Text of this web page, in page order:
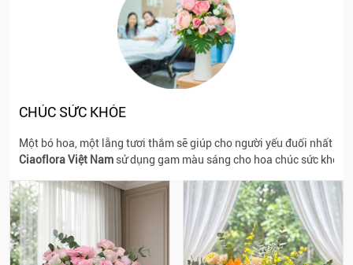
CHÚC SỨC KHỎE
Một bó hoa, một lẵng tươi thắm sẽ giúp cho người yếu đuối nhất
Ciaoflora Việt Nam sử dụng gam màu sáng cho hoa chúc sức